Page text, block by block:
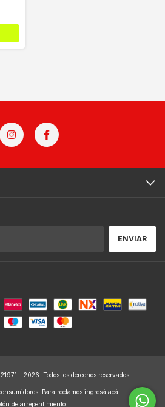
- 2026. Todos los derechos reservados.
Para reclamos ingresá acá.
de arrepentimiento